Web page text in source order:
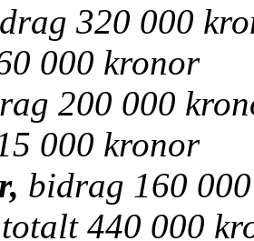
320 000
000 kronor
200 000
000 kronor
bidrag 160
440 000